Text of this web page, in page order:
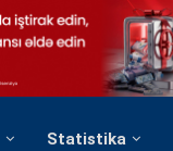
Statistika